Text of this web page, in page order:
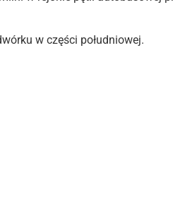
w części południowej.